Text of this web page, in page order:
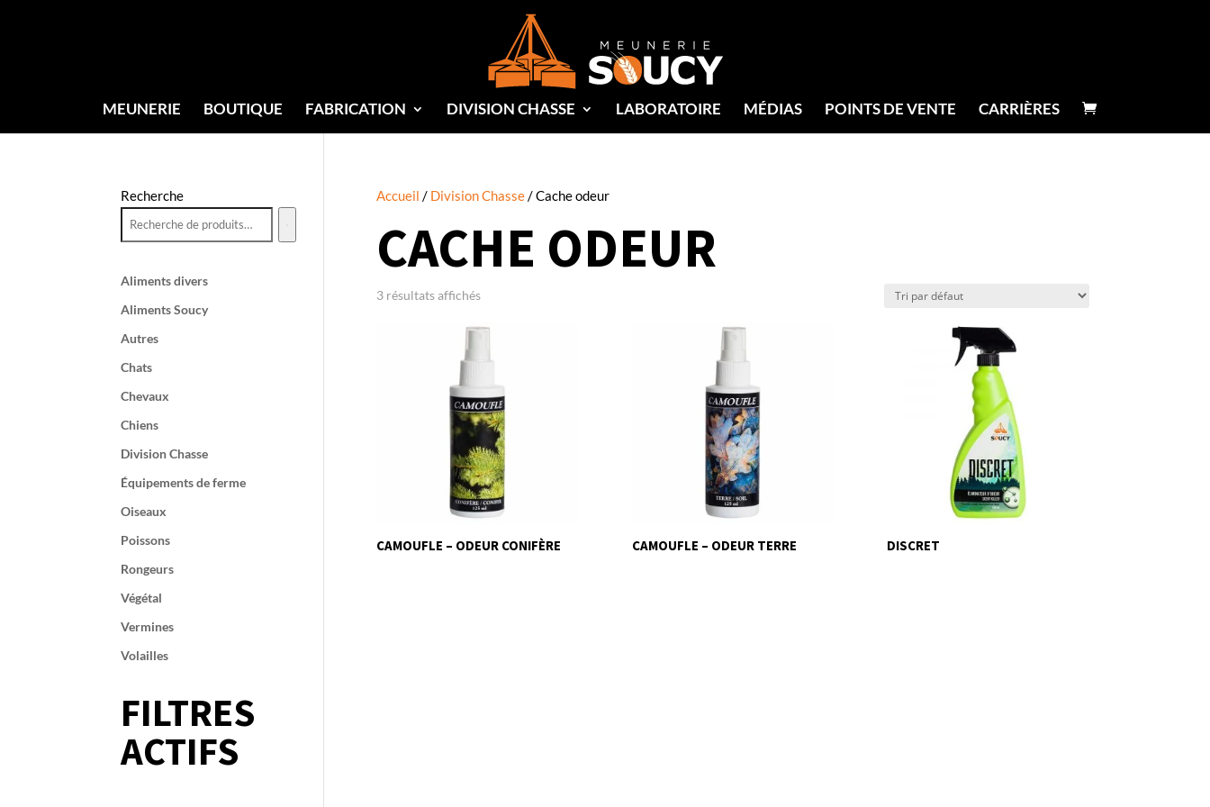
MEUNERIE BOUTIQUE FABRICATION DIVISION CHASSE LABORATOIRE MÉDIAS POINTS DE VENTE CARRIÈRES
Accueil / Division Chasse/ Cache odeur
CACHE ODEUR
3 résultats affichés
CAMOUFLE – ODEUR CONIFÈRE CAMOUFLE – ODEUR TERRE DISCRET
Recherche
Aliments divers
Aliments Soucy
Autres
Chats
Chevaux
Chiens
Division Chasse
Équipements de ferme
Oiseaux
Poissons
Rongeurs
Végétal
Vermines
Volailles
FILTRES
ACTIFS